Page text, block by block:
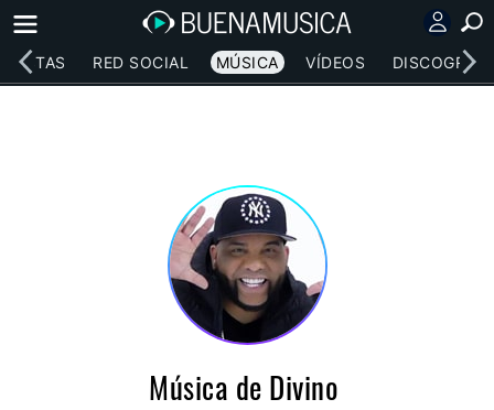
RED SOCIAL MÚSICA VÍDEOS
Música de Divino